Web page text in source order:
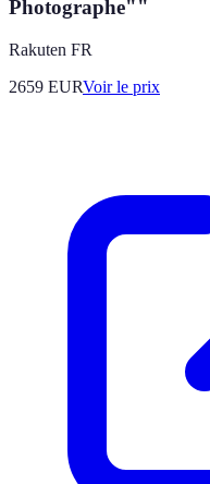
Photographe""
Rakuten FR
2659 EURVoir le prix